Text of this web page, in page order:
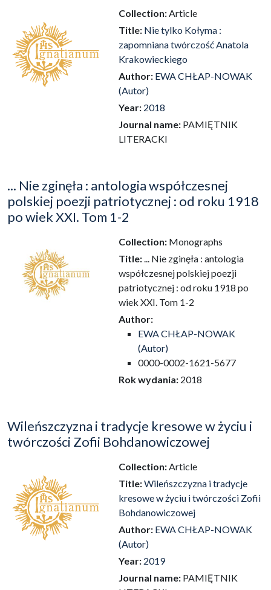
Collection:Article
Title: Nie tylko Kołyma :
zapomniana twórczość Anatola
Krakowieckiego
Author: EWA CHŁAP-NOWAK
(Autor)
Year: 2018
Journal name: PAMIĘTNIK
LITERACKI
... Nie zginęła : antologia współczesnej
polskiej poezji patriotycznej : od roku 1918
po wiek XXI. Tom 1-2
Collection: Monographs
Title:... Nie zginęła : antologia
współczesnej polskiej poezji
patriotycznej : od roku 1918 po
wiek XXI. Tom 1-2
Author:
EWA CHŁAP-NOWAK
(Autor)
0000-0002-1621-5677
Rok wydania: 2018
Wileńszczyzna i tradycje kresowe w życiu i
twórczości Zofii Bohdanowiczowej
Collection:Article
Title:Wileńszczyzna i tradycje
kresowe w życiu i twórczości Zofii
Bohdanowiczowej
Author: EWA CHŁAP-NOWAK
(Autor)
Year: 2019
Journal name: PAMIĘTNIK